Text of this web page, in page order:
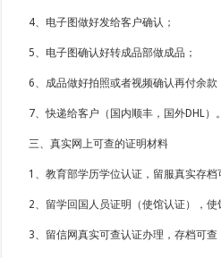
4、电子图做好发给客户确认；
5、电子图确认好转成品部做成品；
6、成品做好拍照或者视频确认再付余款
7、快递给客户（国内顺丰，国外DHL）。
三、真实网上可查的证明材料
1、教育部学历学位认证，留服真实存档
2、留学回国人员证明（使馆认证），使
3、留信网真实可查认证办理，存档可查